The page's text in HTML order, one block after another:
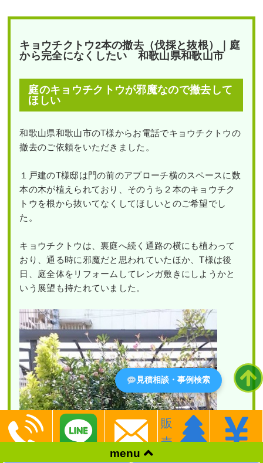
キョウチクトウ2本の撤去（伐採と抜根）｜庭
から完全になくしたい 和歌山県和歌山市
庭のキョウチクトウが邪魔なので撤去して
ほしい
和歌山県和歌山市のT様からお電話でキョウチクトウの
撤去のご依頼をいただきました。
１戸建のT様邸は門の前のアプローチ横のスペースに数
本の木が植えられており、そのうち２本のキョウチク
トウを根から抜いてなくしてほしいとのご希望でし
た。
キョウチクトウは、裏庭へ続く通路の横にも植わって
おり、通る時に邪魔だと思われていたほか、T様は後
日、庭全体をリフォームしてレンガ敷きにしようかと
いう展望も持たれていました。
menu
販
売
見積相談・事例検索